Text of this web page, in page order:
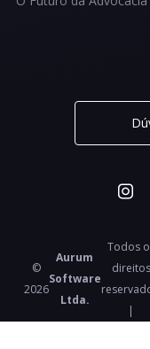
©
2026
Aurum
Software
Ltda.
Todos
direitos
|